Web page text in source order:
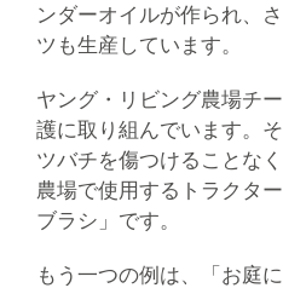
ンダーオイルが作られ、
ツも生産しています。
ヤング・リビング農場チ
護に取り組んでいます。
ツバチを傷つけることな
農場で使用するトラクタ
ブラシ」です。
もう一つの例は、「お庭